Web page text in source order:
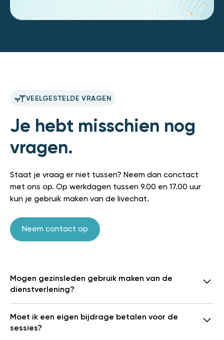
VEELGESTELDE VRAGEN
Je hebt misschien nog
vragen.
Staat je vraag er niet tussen? Neem dan conctact
met ons op. Op werkdagen tussen 9.00 en 17.00 uur
kun je gebruik maken van de livechat.
Neem contact op
Mogen gezinsleden gebruik maken van de
dienstverlening?
kunnen ook gebruikmaken van onze dienstverlening.
Moet ik een eigen bijdrage betalen voor de
sessies?